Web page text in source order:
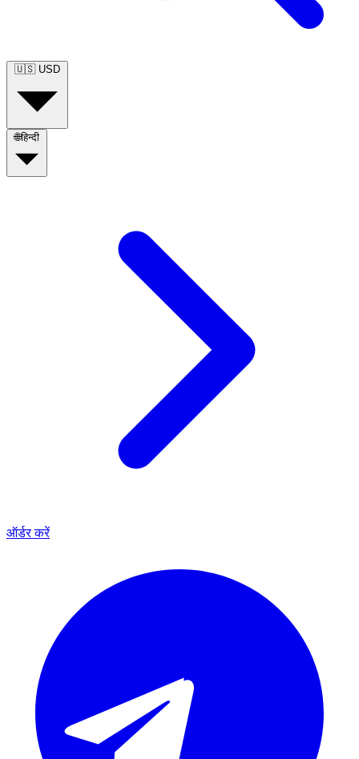
🇺🇸 USD
🌐हिन्दी
ऑर्डर करें